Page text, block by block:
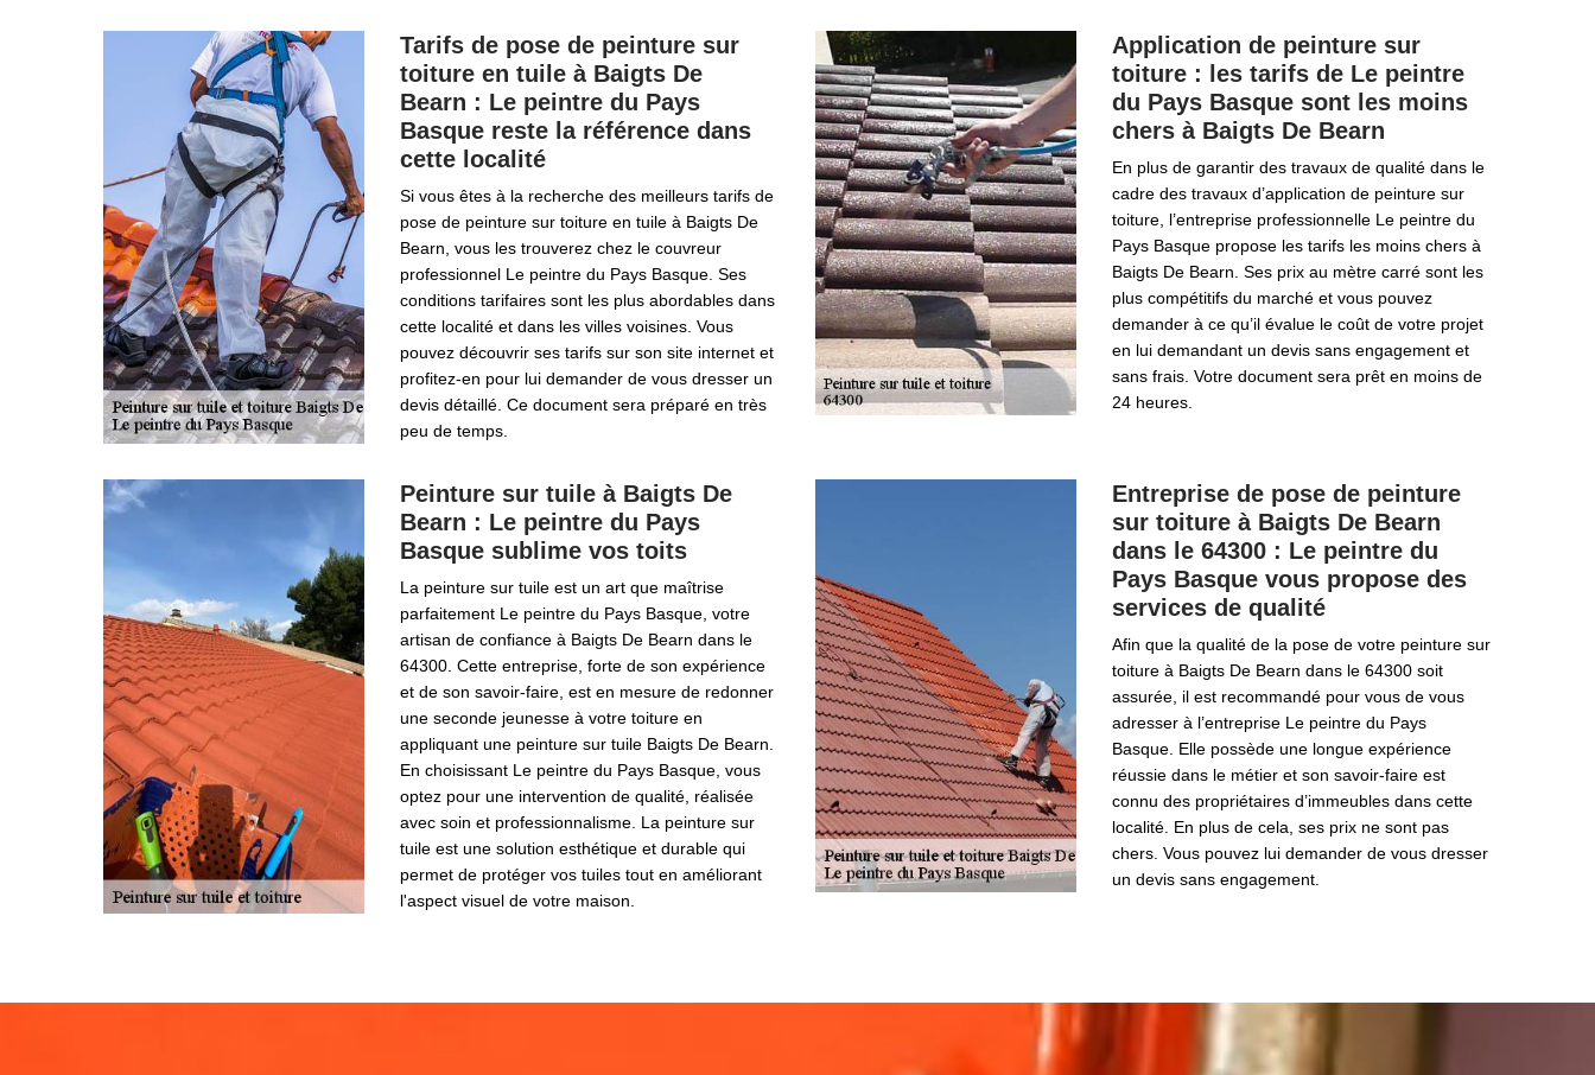
Tarifs de pose de peinture sur
toiture en tuile à Baigts De
Bearn : Le peintre du Pays
Basque reste la référence dans
cette localité
Si vous êtes à la recherche des meilleurs tarifs de
pose de peinture sur toiture en tuile à Baigts De
Bearn, vous les trouverez chez le couvreur
professionnel Le peintre du Pays Basque. Ses
conditions tarifaires sont les plus abordables dans
cette localité et dans les villes voisines. Vous
pouvez découvrir ses tarifs sur son site internet et
profitez-en pour lui demander de vous dresser un
devis détaillé. Ce document sera préparé en très
peu de temps.
Application de peinture sur
toiture : les tarifs de Le peintre
du Pays Basque sont les moins
chers à Baigts De Bearn
En plus de garantir des travaux de qualité dans le
cadre des travaux d’application de peinture sur
toiture, l’entreprise professionnelle Le peintre du
Pays Basque propose les tarifs les moins chers à
Baigts De Bearn. Ses prix au mètre carré sont les
plus compétitifs du marché et vous pouvez
demander à ce qu’il évalue le coût de votre projet
en lui demandant un devis sans engagement et
sans frais. Votre document sera prêt en moins de
24 heures.
Peinture sur tuile à Baigts De
Bearn : Le peintre du Pays
Basque sublime vos toits
La peinture sur tuile est un art que maîtrise
parfaitement Le peintre du Pays Basque, votre
artisan de confiance à Baigts De Bearn dans le
64300. Cette entreprise, forte de son expérience
et de son savoir-faire, est en mesure de redonner
une seconde jeunesse à votre toiture en
appliquant une peinture sur tuile Baigts De Bearn.
En choisissant Le peintre du Pays Basque, vous
optez pour une intervention de qualité, réalisée
avec soin et professionnalisme. La peinture sur
tuile est une solution esthétique et durable qui
permet de protéger vos tuiles tout en améliorant
l'aspect visuel de votre maison.
Entreprise de pose de peinture
sur toiture à Baigts De Bearn
dans le 64300 : Le peintre du
Pays Basque vous propose des
services de qualité
Afin que la qualité de la pose de votre peinture sur
toiture à Baigts De Bearn dans le 64300 soit
assurée, il est recommandé pour vous de vous
adresser à l’entreprise Le peintre du Pays
Basque. Elle possède une longue expérience
réussie dans le métier et son savoir-faire est
connu des propriétaires d’immeubles dans cette
localité. En plus de cela, ses prix ne sont pas
chers. Vous pouvez lui demander de vous dresser
un devis sans engagement.